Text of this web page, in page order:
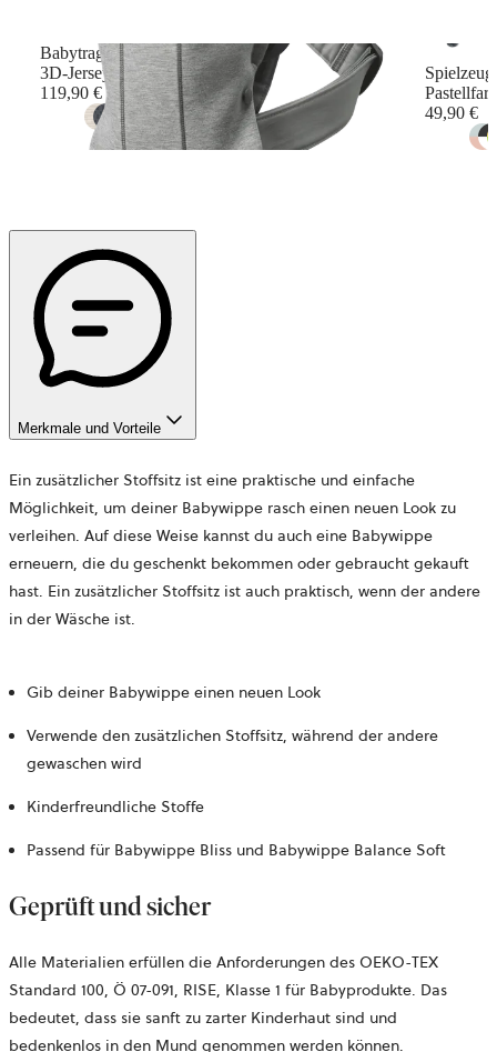
Babytrage Mini
3D-Jersey, Hellgrau
119,90 €
+10
49,90 €
Merkmale und Vorteile
Ein zusätzlicher Stoffsitz ist eine praktische und einfache
Möglichkeit, um deiner Babywippe rasch einen neuen Look zu
verleihen. Auf diese Weise kannst du auch eine Babywippe
erneuern, die du geschenkt bekommen oder gebraucht gekauft
hast. Ein zusätzlicher Stoffsitz ist auch praktisch, wenn der andere
in der Wäsche ist.
Gib deiner Babywippe einen neuen Look
Verwende den zusätzlichen Stoffsitz, während der andere
gewaschen wird
Kinderfreundliche Stoffe
Passend für Babywippe Bliss und Babywippe Balance Soft
Geprüft und sicher
Alle Materialien erfüllen die Anforderungen des OEKO-TEX
Standard 100, Ö 07-091, RISE, Klasse 1 für Babyprodukte. Das
bedeutet, dass sie sanft zu zarter Kinderhaut sind und
bedenkenlos in den Mund genommen werden können.